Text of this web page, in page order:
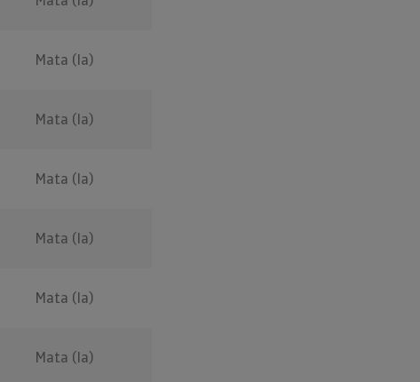
Mata (la)
Mata (la)
Mata (la)
Mata (la)
Mata (la)
Mata (la)